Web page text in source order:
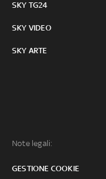
SKY TG24
SKY VIDEO
SKY ARTE
Note legali:
GESTIONE COOKIE